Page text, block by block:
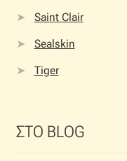
Saint Clair
Sealskin
Tiger
ΣΤΟ BLOG